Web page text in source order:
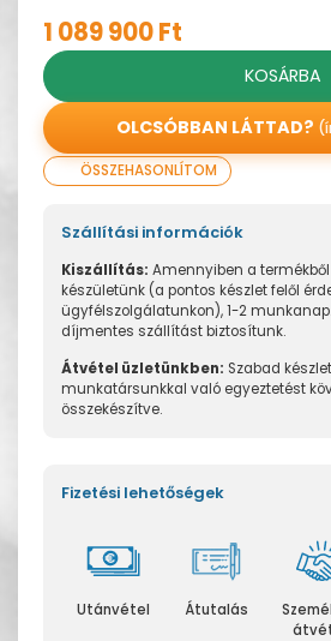
1 089 900 Ft
KOSÁRBA
OLCSÓBBAN LÁTTAD?
ÖSSZEHASONLÍTOM
Szállítási információk
Kiszállítás: Amennyiben a
készületünk (a pontos készlet felől
ügyfélszolgálatunkon), 1-2
díjmentes szállítást biztosítunk.
Átvétel üzletünkben: Szabad
munkatársunkkal való egyeztetést
összekészítve.
Fizetési lehetőségek
Utánvétel Átutalás